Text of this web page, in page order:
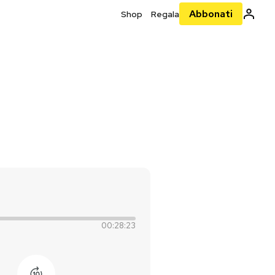
Shop Regala Abbonati
00:28:23